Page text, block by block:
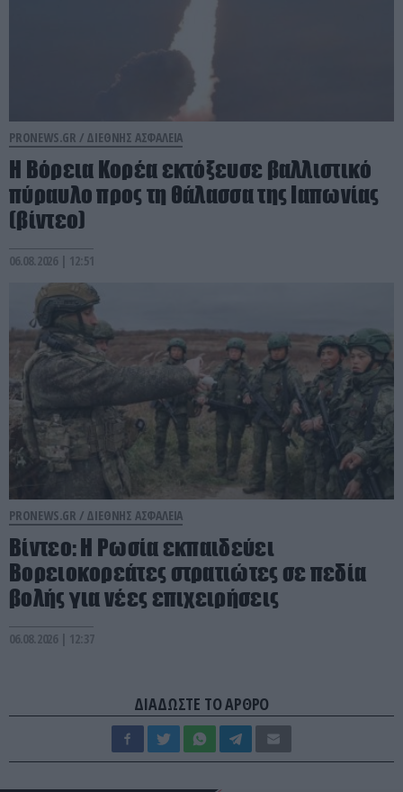
PRONEWS.GR / ΔΙΕΘΝΗΣ ΑΣΦΑΛΕΙΑ
Η Βόρεια Κορέα εκτόξευσε βαλλιστικό
πύραυλο προς τη θάλασσα της Ιαπωνίας
(βίντεο)
06.08.2026 | 12:51
PRONEWS.GR / ΔΙΕΘΝΗΣ ΑΣΦΑΛΕΙΑ
Βίντεο: Η Ρωσία εκπαιδεύει
Βορειοκορεάτες στρατιώτες σε πεδία
βολής για νέες επιχειρήσεις
06.08.2026 | 12:37
ΔΙΑΔΩΣΤΕ ΤΟ ΑΡΘΡΟ